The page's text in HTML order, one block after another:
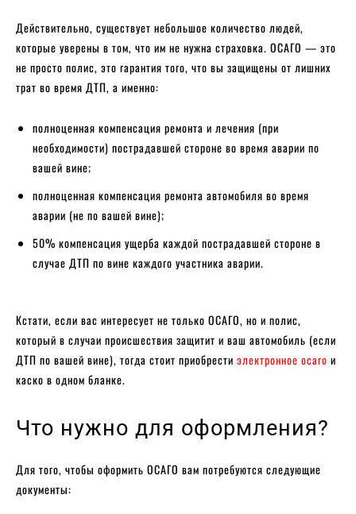
Действительно, существует небольшое количество людей,
которые уверены в том, что им не нужна страховка. ОСАГО — это
не просто полис, это гарантия того, что вы защищены от лишних
трат во время ДТП, а именно:
полноценная компенсация ремонта и лечения (при
необходимости) пострадавшей стороне во время аварии по
вашей вине;
полноценная компенсация ремонта автомобиля во время
аварии (не по вашей вине);
50% компенсация ущерба каждой пострадавшей стороне в
случае ДТП по вине каждого участника аварии.
Кстати, если вас интересует не только ОСАГО, но и полис,
который в случаи происшествия защитит и ваш автомобиль (если
ДТП по вашей вине), тогда стоит приобрести электронное осаго и
каско в одном бланке.
Что нужно для оформления?
Для того, чтобы оформить ОСАГО вам потребуются следующие
документы: